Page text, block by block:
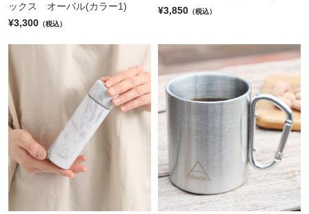
ックス オーバル(カラー1)
¥3,300 （税込）
¥3,850 （税込）